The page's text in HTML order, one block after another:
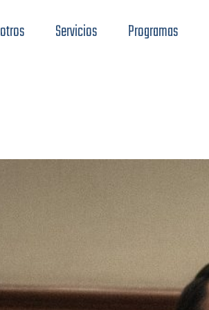
Servicios Programas